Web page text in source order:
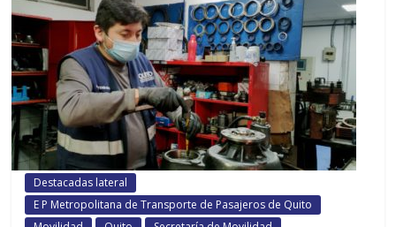
Destacadas lateral
E P Metropolitana de Transporte de Pasajeros de Quito